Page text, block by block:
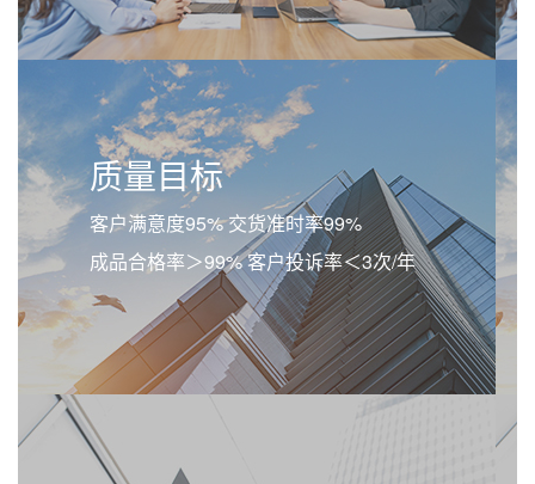
质量目标
客户满意度95% 交货准时率99%
成品合格率＞99% 客户投诉率＜3次/年